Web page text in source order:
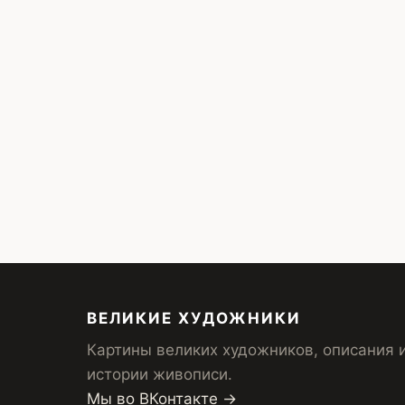
ВЕЛИКИЕ ХУДОЖНИКИ
Картины великих художников, описания
истории живописи.
Мы во ВКонтакте →